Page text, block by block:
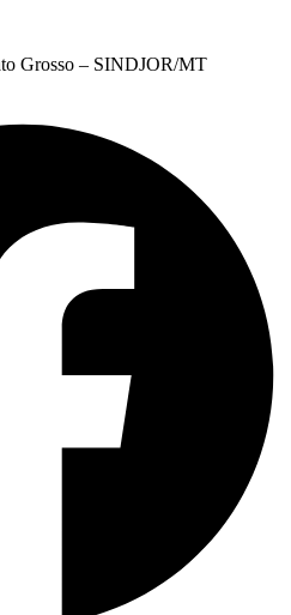
Grosso – SINDJOR/MT